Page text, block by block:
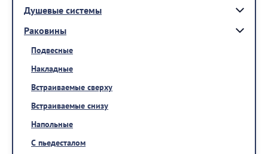
Душевые системы
Раковины
Подвесные
Накладные
Встраиваемые сверху
Встраиваемые снизу
Напольные
С пьедесталом